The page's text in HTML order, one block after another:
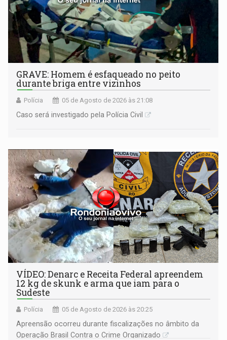
GRAVE: Homem é esfaqueado no peito
durante briga entre vizinhos
Polícia 05 de Agosto de 2026 às 21:08
Caso será investigado pela Polícia Civil
VÍDEO: Denarc e Receita Federal apreendem
12 kg de skunk e arma que iam para o
Sudeste
Polícia 05 de Agosto de 2026 às 20:25
Apreensão ocorreu durante fiscalizações no âmbito da
Operação Brasil Contra o Crime Organizado